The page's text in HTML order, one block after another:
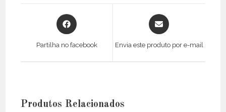
Opens
in
Partilha no facebook
Opens
in
Envia este produto por e-mail
Produtos Relacionados